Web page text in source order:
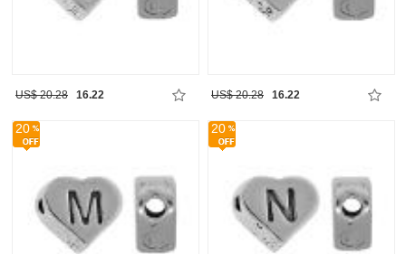
US$ 20.28 16.22 US$ 20.28 16.22
20 20